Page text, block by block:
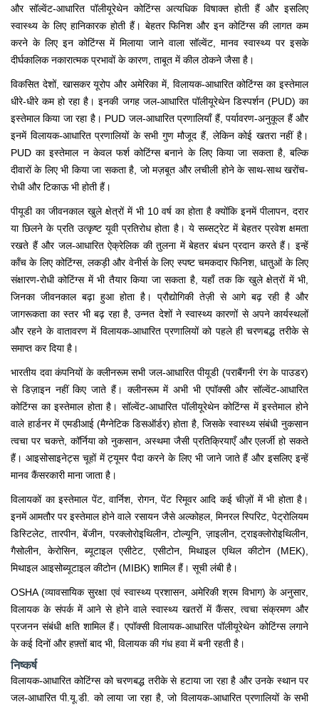
और सॉल्वेंट-आधारित पॉलीयूरेथेन कोटिंग्स अत्यधिक विषाक्त होती हैं और इसलिए
स्वास्थ्य के लिए हानिकारक होती हैं। बेहतर फिनिश और इन कोटिंग्स की लागत कम
करने के लिए इन कोटिंग्स में मिलाया जाने वाला सॉल्वेंट, मानव स्वास्थ्य पर इसके
दीर्घकालिक नकारात्मक प्रभावों के कारण, ताबूत में कील ठोकने जैसा है।
विकसित देशों, खासकर यूरोप और अमेरिका में, विलायक-आधारित कोटिंग्स का इस्तेमाल
धीरे-धीरे कम हो रहा है। इनकी जगह जल-आधारित पॉलीयूरेथेन डिस्पर्शन (PUD) का
इस्तेमाल किया जा रहा है। PUD जल-आधारित प्रणालियाँ हैं, पर्यावरण-अनुकूल हैं और
इनमें विलायक-आधारित प्रणालियों के सभी गुण मौजूद हैं, लेकिन कोई खतरा नहीं है।
PUD का इस्तेमाल न केवल फर्श कोटिंग्स बनाने के लिए किया जा सकता है, बल्कि
दीवारों के लिए भी किया जा सकता है, जो मज़बूत और लचीली होने के साथ-साथ खरोंच-
रोधी और टिकाऊ भी होती हैं।
पीयूडी का जीवनकाल खुले क्षेत्रों में भी 10 वर्ष का होता है क्योंकि इनमें पीलापन, दरार
या छिलने के प्रति उत्कृष्ट यूवी प्रतिरोध होता है। ये सब्सट्रेट में बेहतर प्रवेश क्षमता
रखते हैं और जल-आधारित ऐक्रेलिक की तुलना में बेहतर बंधन प्रदान करते हैं। इन्हें
काँच के लिए कोटिंग्स, लकड़ी और वेनीर्स के लिए स्पष्ट चमकदार फिनिश, धातुओं के लिए
संक्षारण-रोधी कोटिंग्स में भी तैयार किया जा सकता है, यहाँ तक कि खुले क्षेत्रों में भी,
जिनका जीवनकाल बढ़ा हुआ होता है। प्रौद्योगिकी तेज़ी से आगे बढ़ रही है और
जागरूकता का स्तर भी बढ़ रहा है, उन्नत देशों ने स्वास्थ्य कारणों से अपने कार्यस्थलों
और रहने के वातावरण में विलायक-आधारित प्रणालियों को पहले ही चरणबद्ध तरीके से
समाप्त कर दिया है।
भारतीय दवा कंपनियों के क्लीनरूम सभी जल-आधारित पीयूडी (पराबैंगनी रंग के पाउडर)
से डिज़ाइन नहीं किए जाते हैं। क्लीनरूम में अभी भी एपॉक्सी और सॉल्वेंट-आधारित
कोटिंग्स का इस्तेमाल होता है। सॉल्वेंट-आधारित पॉलीयूरेथेन कोटिंग्स में इस्तेमाल होने
वाले हार्डनर में एमडीआई (मैग्नेटिक डिसऑर्डर) होता है, जिसके स्वास्थ्य संबंधी नुकसान
त्वचा पर चकत्ते, कॉर्निया को नुकसान, अस्थमा जैसी प्रतिक्रियाएँ और एलर्जी हो सकते
हैं। आइसोसाइनेट्स चूहों में ट्यूमर पैदा करने के लिए भी जाने जाते हैं और इसलिए इन्हें
मानव कैंसरकारी माना जाता है।
विलायकों का इस्तेमाल पेंट, वार्निश, रोगन, पेंट रिमूवर आदि कई चीज़ों में भी होता है।
इनमें आमतौर पर इस्तेमाल होने वाले रसायन जैसे अल्कोहल, मिनरल स्पिरिट, पेट्रोलियम
डिस्टिलेट, तारपीन, बेंजीन, परक्लोरोइथिलीन, टोल्यूनि, ज़ाइलीन, ट्राइक्लोरोइथिलीन,
गैसोलीन, केरोसिन, ब्यूटाइल एसीटेट, एसीटोन, मिथाइल एथिल कीटोन (MEK),
मिथाइल आइसोब्यूटाइल कीटोन (MIBK) शामिल हैं। सूची लंबी है।
OSHA (व्यावसायिक सुरक्षा एवं स्वास्थ्य प्रशासन, अमेरिकी श्रम विभाग) के अनुसार,
विलायक के संपर्क में आने से होने वाले स्वास्थ्य खतरों में कैंसर, त्वचा संक्रमण और
प्रजनन संबंधी क्षति शामिल हैं। एपॉक्सी विलायक-आधारित पॉलीयूरेथेन कोटिंग्स लगाने
के कई दिनों और हफ़्तों बाद भी, विलायक की गंध हवा में बनी रहती है।
निष्कर्ष
विलायक-आधारित कोटिंग्स को चरणबद्ध तरीके से हटाया जा रहा है और उनके स्थान पर
जल-आधारित पी.यू.डी. को लाया जा रहा है, जो विलायक-आधारित प्रणालियों के सभी